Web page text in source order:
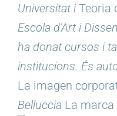
Universitat iTeoria
Escola d’Art i
ha donat cursos i
institucions. És
La imagen
Belluccia La